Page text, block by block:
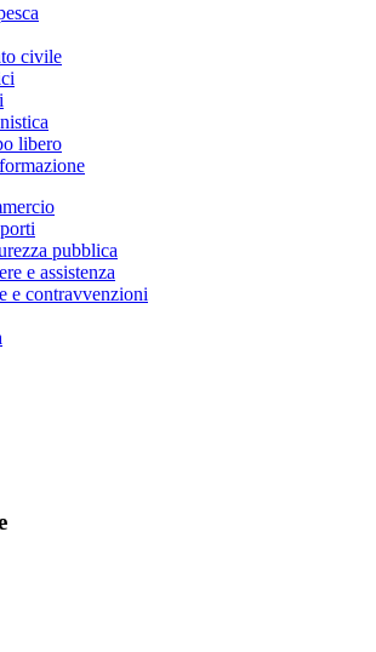
civile
libero
pubblica
e assistenza
e contravvenzioni